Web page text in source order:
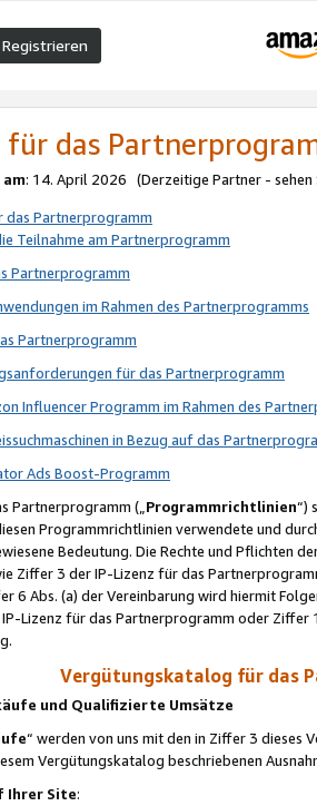
Registrieren
für das
: 14. April 2026 (Derzeitige Partner - sehen
Partnerprogramm
Teilnahme am Partnerprogramm
Partnerprogramm
im Rahmen des Partnerprogramms
Partnerprogramm
für das Partnerprogramm
Influencer Programm im Rahmen des
in Bezug auf das
Ads Boost-Programm
Partnerprogramm („Programmrichtlinien“)
Programmrichtlinien verwendete und
Bedeutung. Die Rechte und Pflichten
Ziffer 3 der IP-Lizenz für das
6 Abs. (a) der Vereinbarung wird hiermit
Lizenz für das Partnerprogramm oder
Vergütungskatalog für das
und Qualifizierte Umsätze
“ werden von uns mit den in Ziffer 3
Vergütungskatalog beschriebenen
Ihrer Site: